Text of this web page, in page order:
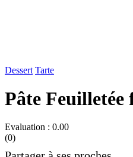
Dessert Tarte
Pâte
Evaluation : 0.00
(0)